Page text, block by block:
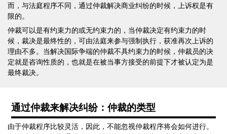
而，与法庭程序不同，通过仲裁解决商业纠纷的时候，上诉权是有
限的。
仲裁可以是有约束力的或无约束力的，当仲裁决定有约束力的时
候，裁决是最终性的，可由法庭来参与强制执行，获准再次上诉的
理由不多。当解决国际争端的仲裁不具约束力的时候，仲裁员的决
定就是咨询性质的，也就是在被当事方接受的前提下才被认定为是
最终裁决。
通过仲裁来解决纠纷：仲裁的类型
由于仲裁程序比较灵活，因此，不能忽视仲裁程序将会如何进行。